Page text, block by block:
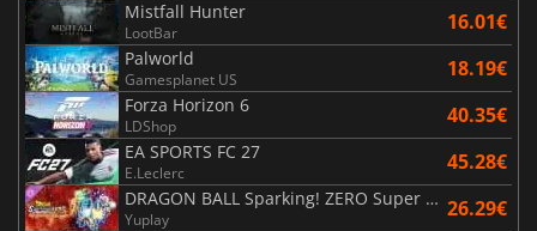
Mistfall Hunter
LootBar 16.01€
Palworld
Gamesplanet US 18.19€
Forza Horizon 6
LDShop 40.35€
EA SPORTS FC 27
E.Leclerc 45.28€
DRAGON BALL Sparking! ZERO Super Limit Breaking NEO
Yuplay 26.29€